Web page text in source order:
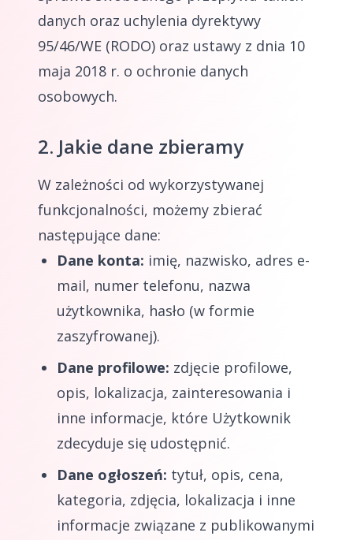
danych oraz uchylenia dyrektywy
95/46/WE (RODO) oraz ustawy z dnia 10
maja 2018 r. o ochronie danych
osobowych.
2. Jakie dane zbieramy
W zależności od wykorzystywanej
funkcjonalności, możemy zbierać
następujące dane:
Dane konta: imię, nazwisko, adres e-
mail, numer telefonu, nazwa
użytkownika, hasło (w formie
zaszyfrowanej).
Dane profilowe: zdjęcie profilowe,
opis, lokalizacja, zainteresowania i
inne informacje, które Użytkownik
zdecyduje się udostępnić.
Dane ogłoszeń: tytuł, opis, cena,
kategoria, zdjęcia, lokalizacja i inne
informacje związane z publikowanymi